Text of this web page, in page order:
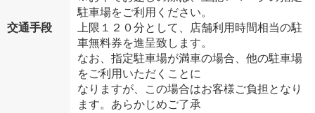
交通手段
駐車場をご利用ください。
上限１２０分として、店舗利用時間相当の駐
車無料券を進呈致します。
なお、指定駐車場が満車の場合、他の駐車場
をご利用いただくことに
なりますが、この場合はお客様ご負担となり
ます。あらかじめご了承